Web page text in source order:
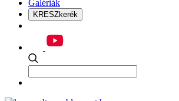
Galériák
KRESZkerék